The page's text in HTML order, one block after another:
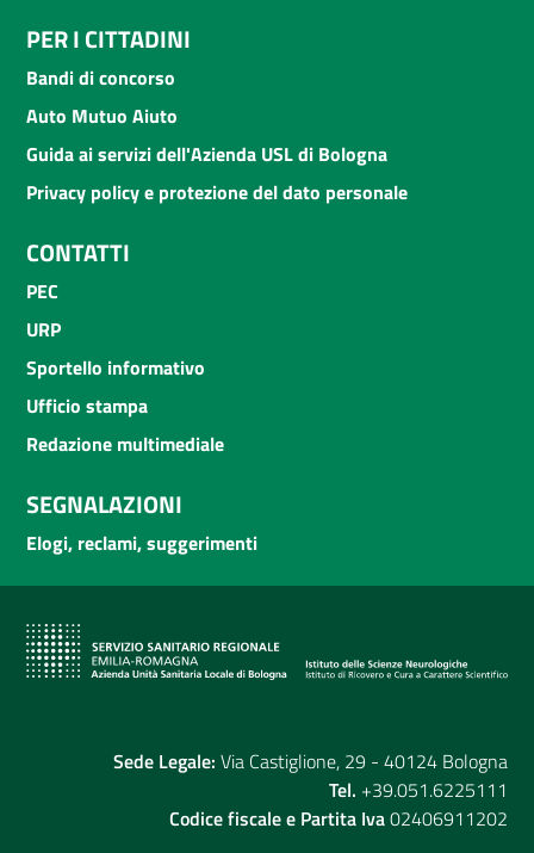
PER I CITTADINI
Bandi di concorso
Auto Mutuo Aiuto
Guida ai servizi dell'Azienda USL di Bologna
Privacy policy e protezione del dato personale
CONTATTI
PEC
URP
Sportello informativo
Ufficio stampa
Redazione multimediale
SEGNALAZIONI
Elogi, reclami, suggerimenti
Sede Legale: Via Castiglione, 29 - 40124 Bologna
Tel. +39.051.6225111
Codice fiscale e Partita Iva02406911202